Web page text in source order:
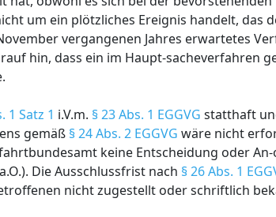
um ein plötzliches Ereignis handelt,
vergangenen Jahres erwartetes
hin, dass ein im Haupt-sacheverfahren
1 Satz 1 i.V.m. § 23 Abs. 1 EGGVG statthaft
gemäß § 24 Abs. 2 EGGVG wäre nicht
keine Entscheidung oder
Die Ausschlussfrist nach § 26 Abs. 1
nicht zugestellt oder schriftlich